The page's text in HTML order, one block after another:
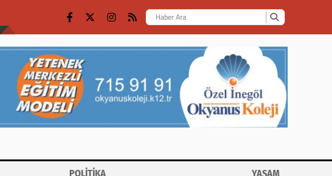
POLİTİKA
YAŞAM